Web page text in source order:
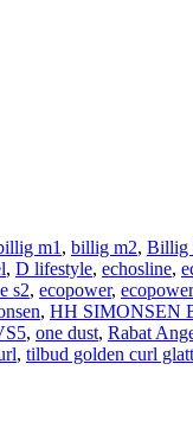
m1, billig m2, Billig
, D lifestyle, echosline,
s2, ecopower,
, HH SIMONSEN
, one dust, Rabat
, tilbud golden curl